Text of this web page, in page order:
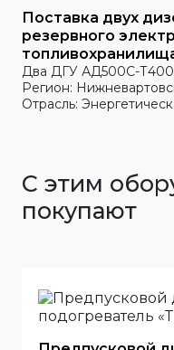
Поставка двух
резервного
Два ДГУ АД500С-
Регион:
Отрасль:
С этим
покупают